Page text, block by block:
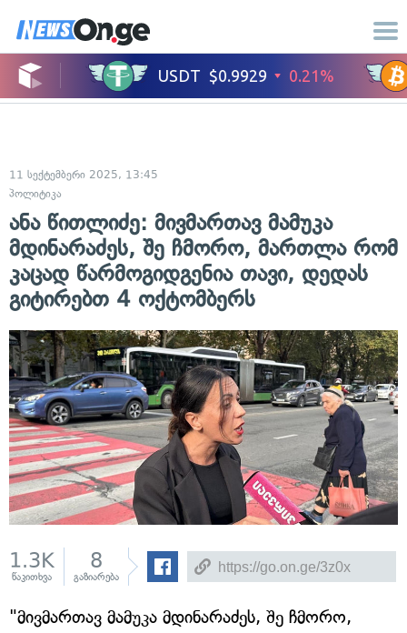
11 სექტემბერი 2025, 13:45
პოლიტიკა
ანა წითლიძე: მივმართავ მამუკა
მდინარაძეს, შე ჩმორო, მართლა რომ
კაცად წარმოგიდგენია თავი, დედას
გიტირებთ 4 ოქტომბერს
1.3K
წაკითხვა
8
გაზიარება
"მივმართავ მამუკა მდინარაძეს, შე ჩმორო,